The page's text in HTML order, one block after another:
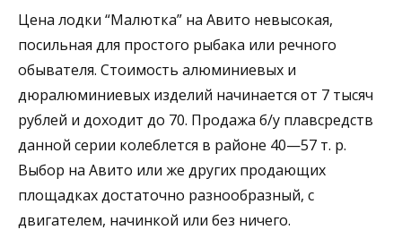
Цена лодки “Малютка” на Авито невысокая,
посильная для простого рыбака или речного
обывателя. Стоимость алюминиевых и
дюралюминиевых изделий начинается от 7 тысяч
рублей и доходит до 70. Продажа б/у плавсредств
данной серии колеблется в районе 40—57 т. р.
Выбор на Авито или же других продающих
площадках достаточно разнообразный, с
двигателем, начинкой или без ничего.